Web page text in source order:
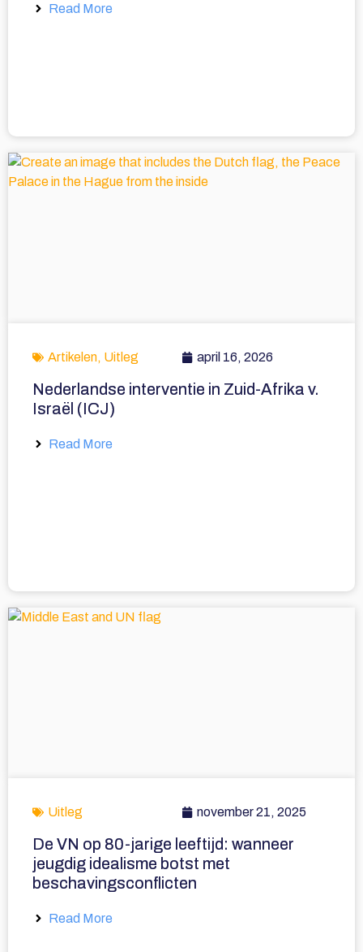
Read More
Artikelen, Uitleg april 16, 2026
Nederlandse interventie in Zuid-Afrika v.
Israël (ICJ)
Read More
Uitleg november 21, 2025
De VN op 80-jarige leeftijd: wanneer
jeugdig idealisme botst met
beschavingsconflicten
Read More